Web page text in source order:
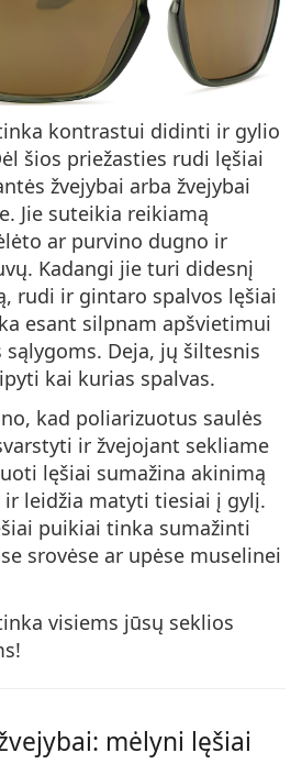
kontrastui didinti ir gylio
šios priežasties rudi lęšiai
žvejybai arba žvejybai
Jie suteikia reikiamą
ar purvino dugno ir
Kadangi jie turi didesnį
rudi ir gintaro spalvos lęšiai
esant silpnam apšvietimui
Deja, jų šiltesnis
kai kurias spalvas.
kad poliarizuotus saulės
ir žvejojant sekliame
lęšiai sumažina akinimą
ir leidžia matyti tiesiai į gylį.
puikiai tinka sumažinti
srovėse ar upėse muselinei
visiems jūsų seklios
mėlyni lęšiai